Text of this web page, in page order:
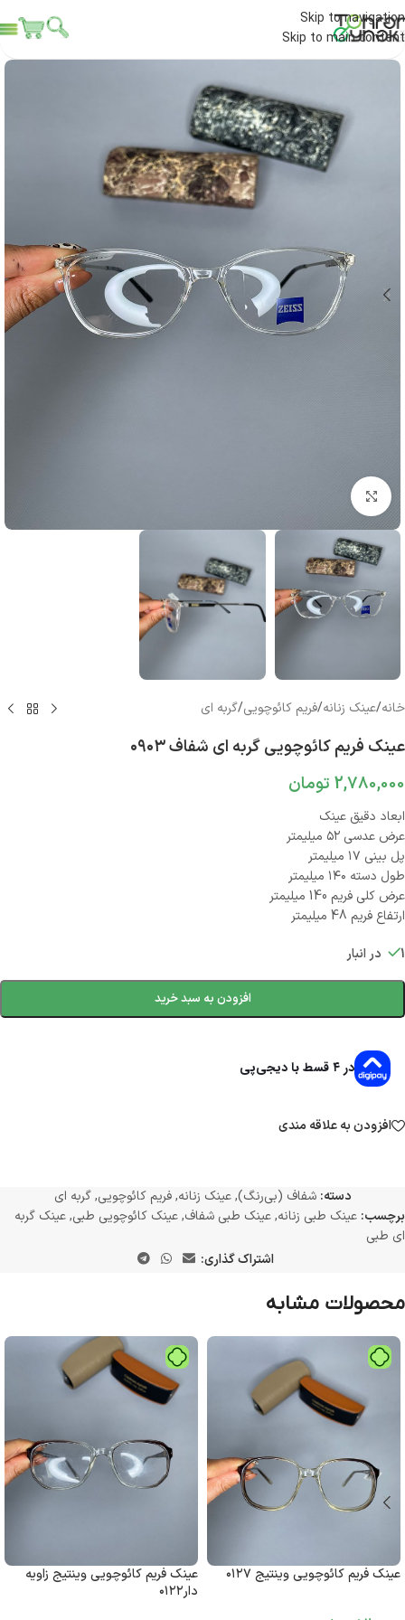
Skip to navigation
Skip to main content
بزرگنمایی تصویر
خانه/عینک زنانه/فریم کائوچویی/گربه ای
عینک فریم کائوچویی گربه ای شفاف ۰۹۰۳
2,780,000 تومان
ابعاد دقیق عینک
عرض عدسی ۵۲ میلیمتر
پل بینی ۱۷ میلیمتر
طول دسته ۱۴۰ میلیمتر
عرض کلی فریم 140 میلیمتر
ارتفاع فریم 48 میلیمتر
1 در انبار
افزودن به سبد خرید
در ۴ قسط با دیجی‌پی
افزودن به علاقه مندی
دسته: شفاف (بی‌رنگ), عینک زنانه, فریم کائوچویی, گربه ای
برچسب: عینک طبی زنانه,عینک طبی شفاف,عینک کائوچویی طبی,عینک گربه
ای طبی
اشتراک گذاری:
محصولات مشابه
عینک فریم کائوچویی وینتیج ۰۱۲۷
عینک فریم کائوچویی وینتیج زاویه
دار۰۱۲۲